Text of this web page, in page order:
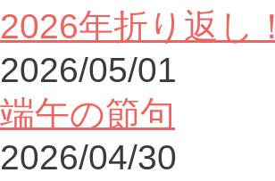
2026年折り返し！
2026/05/01
端午の節句
2026/04/30